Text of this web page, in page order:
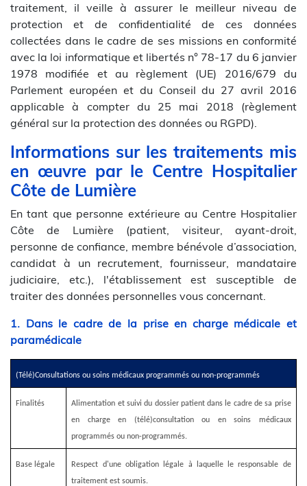
traitement, il veille à assurer le meilleur niveau de
protection et de confidentialité de ces données
collectées dans le cadre de ses missions en conformité
avec la loi informatique et libertés n° 78-17 du 6 janvier
1978 modifiée et au règlement (UE) 2016/679 du
Parlement européen et du Conseil du 27 avril 2016
applicable à compter du 25 mai 2018 (règlement
général sur la protection des données ou RGPD).
Informations sur les traitements mis
en œuvre par le Centre Hospitalier
Côte de Lumière
En tant que personne extérieure au Centre Hospitalier
Côte de Lumière (patient, visiteur, ayant-droit,
personne de confiance, membre bénévole d’association,
candidat à un recrutement, fournisseur, mandataire
judiciaire, etc.), l'établissement est susceptible de
traiter des données personnelles vous concernant.
1. Dans le cadre de la prise en charge médicale et
paramédicale
(Télé)Consultations ou soins médicaux programmés ou non-programmés
Finalités
Alimentation et suivi du dossier patient dans le cadre de sa prise
en charge en (télé)consultation ou en soins médicaux
programmés ou non-programmés.
Base légale
Respect d'une obligation légale à laquelle le responsable de
traitement est soumis.